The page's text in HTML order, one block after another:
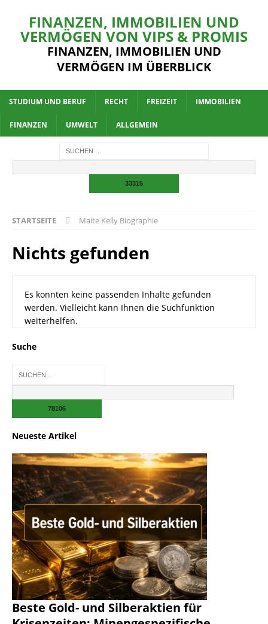
FINANZEN, IMMOBILIEN UND
VERMÖGEN VON VIPS & PROMIS
FINANZEN, IMMOBILIEN UND
VERMÖGEN IM ÜBERBLICK
STUDIUM UND BERUF RECHT FREIZEIT IMMOBILIEN
FINANZEN UMWELT ALLGEMEIN
STARTSEITE Maite Kelly Biographie
Nichts gefunden
Es konnten keine passenden Inhalte gefunden
werden. Vielleicht kann Ihnen die Suchfunktion
weiterhelfen.
Suche
Neueste Artikel
Beste Gold- und Silberaktien für